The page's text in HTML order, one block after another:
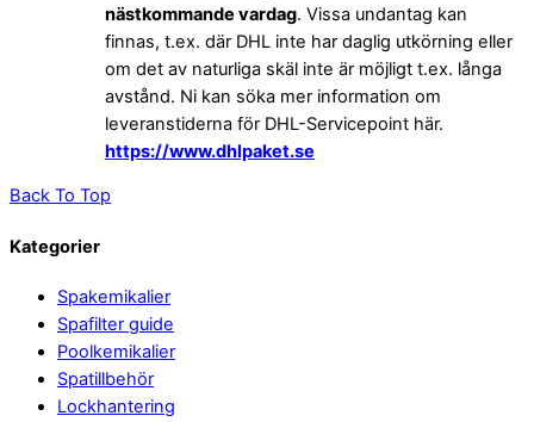
nästkommande vardag. Vissa undantag kan
finnas, t.ex. där DHL inte har daglig utkörning eller
om det av naturliga skäl inte är möjligt t.ex. långa
avstånd. Ni kan söka mer information om
leveranstiderna för DHL-Servicepoint här.
https://www.dhlpaket.se
Back To Top
Kategorier
Spakemikalier
Spafilter guide
Poolkemikalier
Spatillbehör
Lockhantering